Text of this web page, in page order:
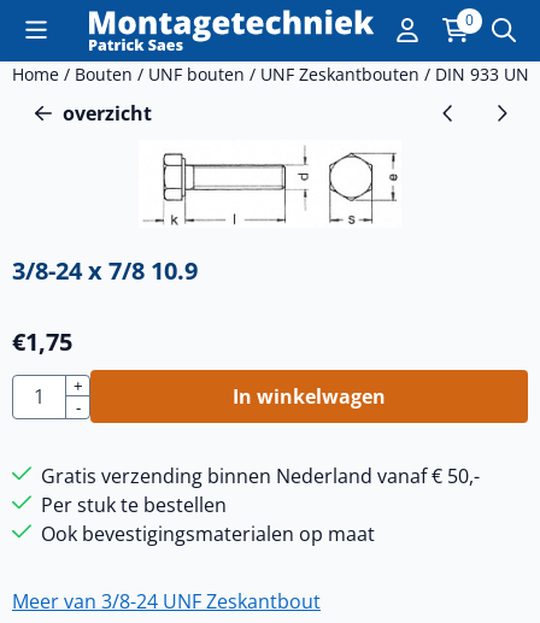
Cookievoorkeuren zijn momenteel gesloten. 0
Home / Bouten / UNF bouten / UNF Zeskantbouten / DIN 933
overzicht
3/8-24 x 7/8 10.9
€1,75
Aantal
+
-
In winkelwagen
Gratis verzending binnen Nederland vanaf € 50,-
Per stuk te bestellen
Ook bevestigingsmaterialen op maat
Meer van 3/8-24 UNF Zeskantbout